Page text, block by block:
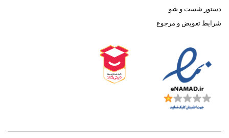
دستور شست و شو
شرایط تعویض و مرجوع